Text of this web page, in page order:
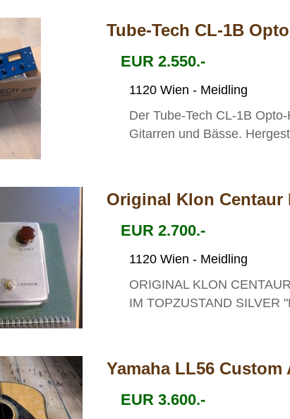
Tube-Tech CL-1B
EUR 2.550.-
1120 Wien - Meidling
Der Tube-Tech CL-1B
Gitarren und Bässe.
Original Klon Centaur
EUR 2.700.-
1120 Wien - Meidling
ORIGINAL KLON
IM TOPZUSTAND SILVER
Yamaha LL56
EUR 3.600.-